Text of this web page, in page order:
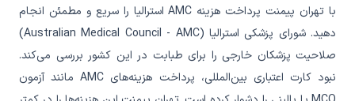
با تهران پیمنت پرداخت هزینه‌ AMC استرالیا را سریع و مطمئن انجام
دهید. شورای پزشکی استرالیا (Australian Medical Council - AMC)
صلاحیت پزشکان خارجی را برای طبابت در این کشور بررسی می‌کند.
نبود کارت اعتباری بین‌المللی، پرداخت هزینه‌های AMC مانند آزمون